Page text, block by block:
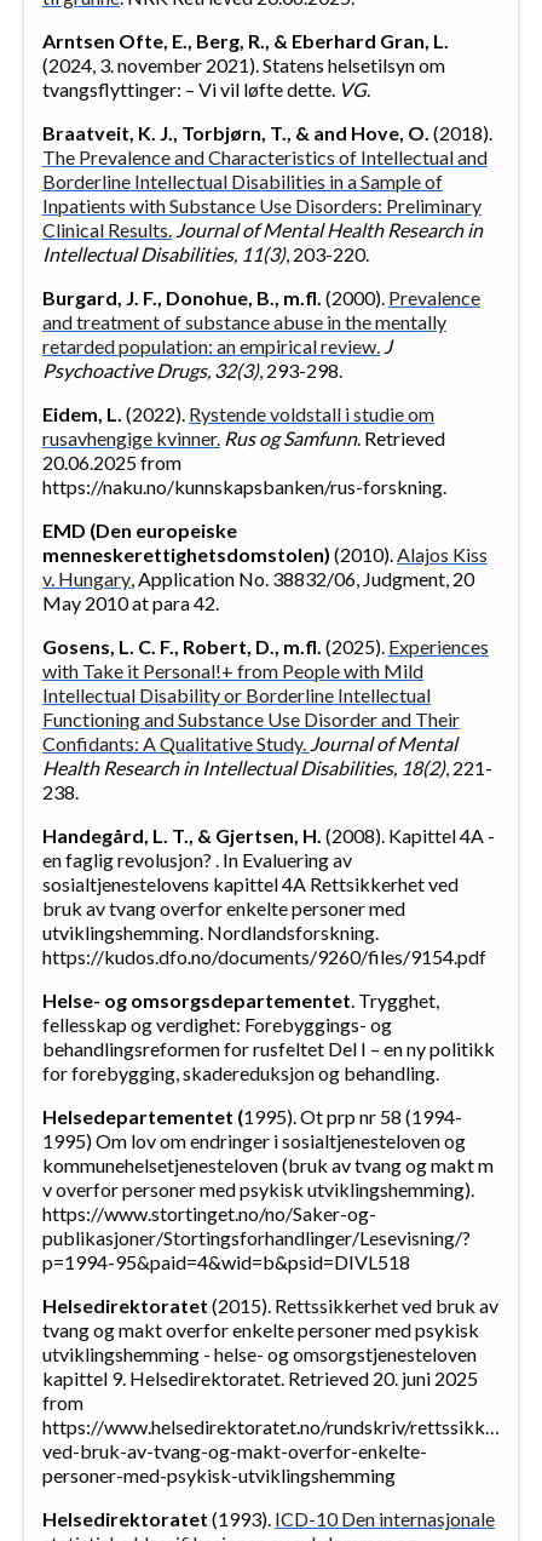
Arntsen Ofte, E., Berg, R., & Eberhard Gran, L.
(2024, 3. november 2021). Statens helsetilsyn om
tvangsflyttinger: – Vi vil løfte dette. VG.
Braatveit, K. J., Torbjørn, T., & and Hove, O. (2018).
The Prevalence and Characteristics of Intellectual and
Borderline Intellectual Disabilities in a Sample of
Inpatients with Substance Use Disorders: Preliminary
Clinical Results. Journal of Mental Health Research in
Intellectual Disabilities, 11(3), 203-220.
Burgard, J. F., Donohue, B., m.fl. (2000). Prevalence
and treatment of substance abuse in the mentally
retarded population: an empirical review. J
Psychoactive Drugs, 32(3), 293-298.
Eidem, L. (2022). Rystende voldstall i studie om
rusavhengige kvinner. Rus og Samfunn. Retrieved
20.06.2025 from
https://naku.no/kunnskapsbanken/rus-forskning.
EMD (Den europeiske
menneskerettighetsdomstolen) (2010).Alajos Kiss
v. Hungary, Application No. 38832/06, Judgment, 20
May 2010 at para 42.
Gosens, L. C. F., Robert, D., m.fl. (2025). Experiences
with Take it Personal!+ from People with Mild
Intellectual Disability or Borderline Intellectual
Functioning and Substance Use Disorder and Their
Confidants: A Qualitative Study. Journal of Mental
Health Research in Intellectual Disabilities, 18(2), 221-
238.
Handegård, L. T., & Gjertsen, H. (2008). Kapittel 4A -
en faglig revolusjon? . In Evaluering av
sosialtjenestelovens kapittel 4A Rettsikkerhet ved
bruk av tvang overfor enkelte personer med
utviklingshemming. Nordlandsforskning.
https://kudos.dfo.no/documents/9260/files/9154.pdf
Helse- og omsorgsdepartementet. Trygghet,
fellesskap og verdighet: Forebyggings- og
behandlingsreformen for rusfeltet Del I – en ny politikk
for forebygging, skadereduksjon og behandling.
Helsedepartementet (1995). Ot prp nr 58 (1994-
1995) Om lov om endringer i sosialtjenesteloven og
kommunehelsetjenesteloven (bruk av tvang og makt m
v overfor personer med psykisk utviklingshemming).
https://www.stortinget.no/no/Saker-og-
publikasjoner/Stortingsforhandlinger/Lesevisning/?
p=1994-95&paid=4&wid=b&psid=DIVL518
Helsedirektoratet (2015). Rettssikkerhet ved bruk av
tvang og makt overfor enkelte personer med psykisk
utviklingshemming - helse- og omsorgstjenesteloven
kapittel 9. Helsedirektoratet. Retrieved 20. juni 2025
from
https://www.helsedirektoratet.no/rundskriv/rettssikkerhet-
ved-bruk-av-tvang-og-makt-overfor-enkelte-
personer-med-psykisk-utviklingshemming
Helsedirektoratet (1993). ICD-10 Den internasjonale